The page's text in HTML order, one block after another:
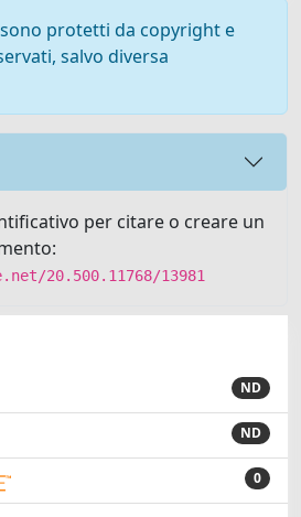
protetti da copyright e
salvo diversa
per citare o creare un
20.500.11768/13981
ND
ND
0